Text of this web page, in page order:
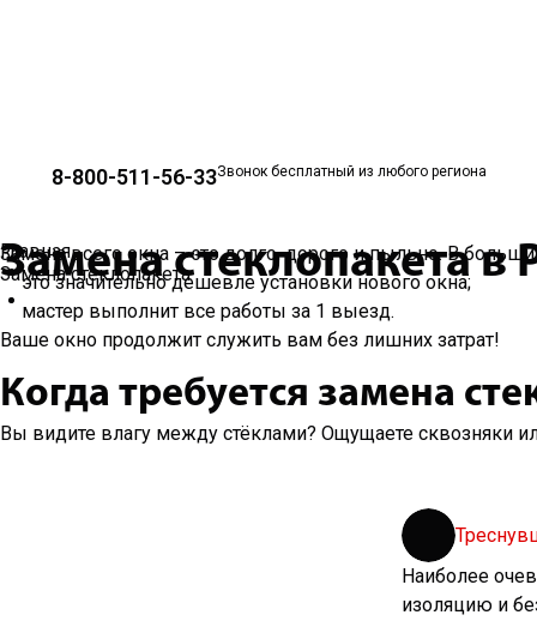
8-800-511-56-33Звонок бесплатный из любого региона
Замена всего окна – это долго, дорого и пыльно. В
это значительно дешевле установки нового окна;
мастер выполнит все работы за 1 выезд.
Ваше окно продолжит служить вам без лишних затрат!
Замена стеклопакета в
Главная
Замена стеклопакета
Услуга временно недоступна!
В настоящее время мы не выполняем замену
Когда требуется замена
Вы видите влагу между стёклами? Ощущаете сквозняки
Наиболее
изоляцию и